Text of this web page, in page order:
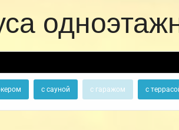
с сауной с гаражом с